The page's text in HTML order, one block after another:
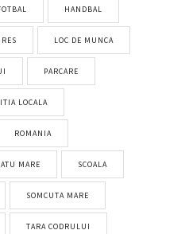
HANDBAL
LOC DE MUNCA
PARCARE
LOCALA
ROMANIA
MARE SCOALA
SOMCUTA MARE
TARA CODRULUI